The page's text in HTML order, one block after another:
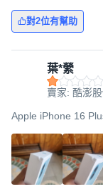
對2位有幫助
葉*縈
賣家: 酷澎
Apple iPhone 16